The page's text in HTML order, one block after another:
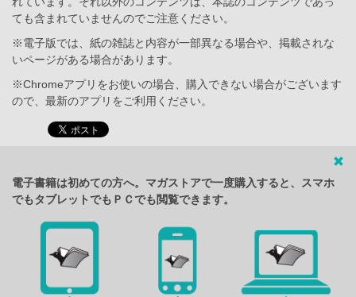
ても含まれていませんのでご注意ください。
※電子版では、紙の雑誌と内容が一部異なる場合や、掲載されな
いページがある場合があります。
※Chromeアプリをお使いの場合、購入できない場合がございます
ので、最新のアプリをご利用ください。
電子書籍は初めての方へ。マガストアで一度購入すると、スマホ
でもタブレットでもＰＣでも閲覧できます。